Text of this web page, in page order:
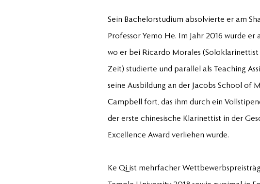
Sein Bachelorstudium absolvierte er am
Professor Yemo He. Im Jahr 2016 wurde
wo er bei Ricardo Morales
Zeit) studierte und parallel als Teaching
seine Ausbildung an der Jacobs School of
Campbell fort, das ihm durch ein
der erste chinesische Klarinettist in der
Excellence Award verliehen wurde.
Ke Qi ist mehrfacher